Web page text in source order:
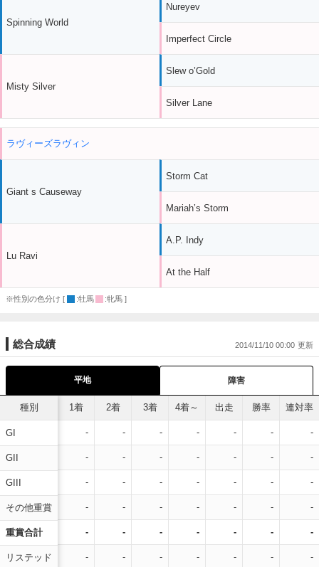
Spinning World
Misty Silver
Nureyev
Imperfect Circle
Slew o’Gold
Silver Lane
ラヴィーズラヴィン
Giant s Causeway
Lu Ravi
Storm Cat
Mariah’s Storm
A.P. Indy
At the Half
※性別の色分け [ :牡馬 :牝馬 ]
総合成績 2014/11/10 00:00
平地 障害
種別
GI
GII
GIII
その他重賞
重賞合計
リステッド
1着 2着 3着 4着～ 出走 勝率 連対率
- - - - - - -
- - - - - - -
- - - - - - -
- - - - - - -
- - - - - - -
- - - - - - -